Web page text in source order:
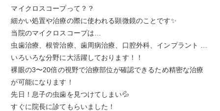
マイクロスコープって？？
細かい処置や治療の際に使われる顕微鏡のことです✨
当院のマイクロスコープは…
虫歯治療、根管治療、歯周病治療、口腔外科、インプラント …
いろいろな分野に大活躍しております！！
裸眼の3〜20倍の視野で治療部位が確認できるため精密な治療
が可能になります！
先日！息子の虫歯を見つけてしまい💦
すぐに院長に診てもらいました！